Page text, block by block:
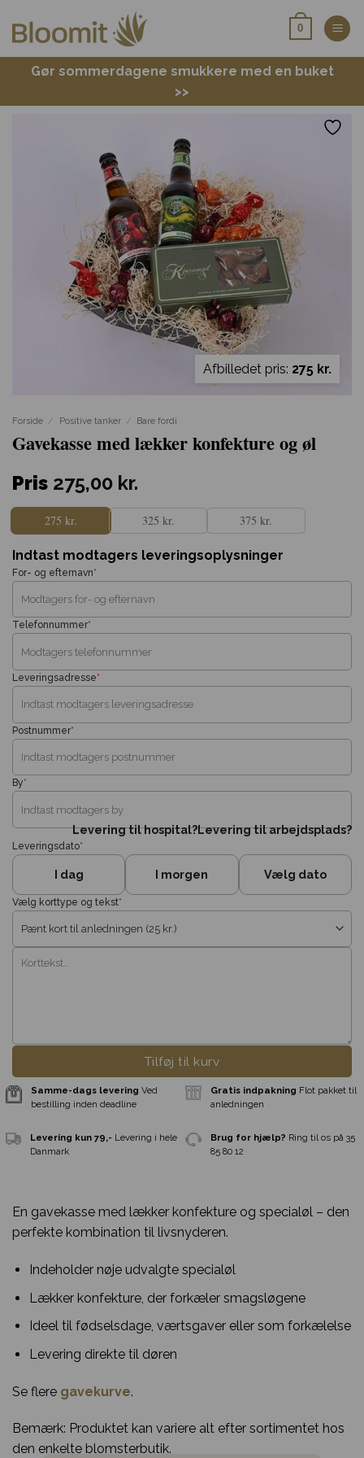
0
Gør sommerdagene smukkere med en buket
>>
Afbilledet pris: 275 kr.
Forside / Positive tanker / Bare fordi
Gavekasse med lækker konfekture og øl
En gavekasse med lækker konfekture og specialøl – den
perfekte kombination til livsnyderen.
Indeholder nøje udvalgte specialøl
Lækker konfekture, der forkæler smagsløgene
Ideel til fødselsdage, værtsgaver eller som forkælelse
Levering direkte til døren
Se flere gavekurve.
Bemærk: Produktet kan variere alt efter sortimentet hos
den enkelte blomsterbutik.
Pris 275,00 kr.
275 kr. 325 kr. 375 kr.
Indtast modtagers leveringsoplysninger
*
For- og efternavn
*
Telefonnummer
*
Leveringsadresse
*
Postnummer
*
By
Levering til hospital?Levering til arbejdsplads?
*
Leveringsdato
I dag I morgen Vælg dato
*
Vælg korttype og tekst
Tilføj til kurv
Samme-dags levering Ved
Levering kun 79,-Levering i hele
Brug for hjælp?